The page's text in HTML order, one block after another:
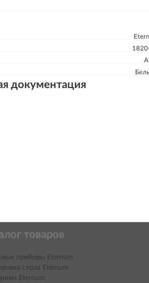
документация
товаров
приборы Eternum
стола Eternum
Eternum